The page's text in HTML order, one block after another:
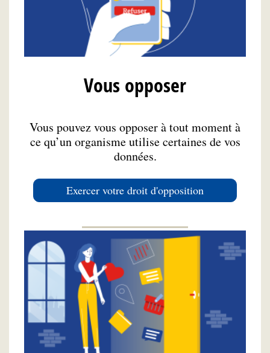
Vous opposer
Vous pouvez vous opposer à tout moment à
ce qu’un organisme utilise certaines de vos
données.
Exercer votre droit d'opposition